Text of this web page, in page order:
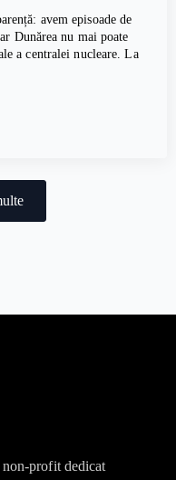
avem episoade de
Dunărea nu mai poate
a centralei nucleare. La
profit dedicat